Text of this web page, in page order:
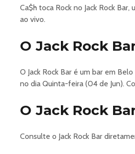
Ca$h toca Rock no Jack Rock
ao vivo.
O Jack Rock
O Jack Rock Bar é um bar em
no dia Quinta-feira (04 de Jun).
O Jack Rock
Consulte o Jack Rock Bar